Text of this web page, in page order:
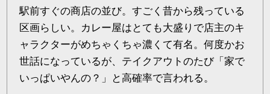
駅前すぐの商店の並び。すごく昔から残っている
区画らしい。カレー屋はとても大盛りで店主のキ
ャラクターがめちゃくちゃ濃くて有名。何度かお
世話になっているが、テイクアウトのたび「家で
いっぱいやんの？」と高確率で言われる。